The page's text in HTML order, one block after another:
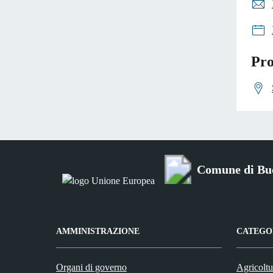
Comune di
AMMINISTRAZIONE
Organi di governo